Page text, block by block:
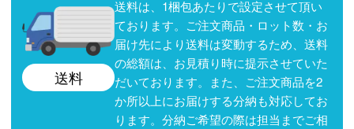
送料
送料は、1梱包あたりで設定させて頂い
ております。ご注文商品・ロット数・お
届け先により送料は変動するため、送料
の総額は、お見積り時に提示させていた
だいております。また、ご注文商品を2
か所以上にお届けする分納も対応してお
ります。分納ご希望の際は担当までご相